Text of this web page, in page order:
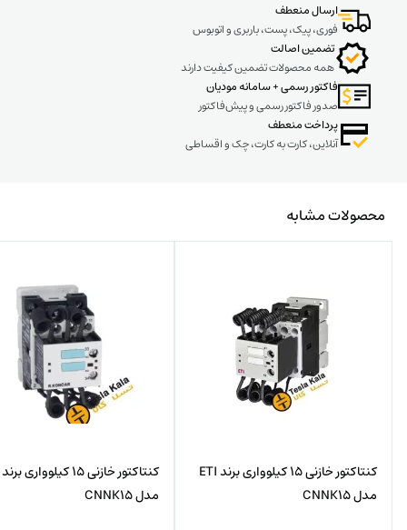
ارسال منعطف
فوری، پیک، پست، باربری و اتوبوس
تضمین اصالت
همه محصولات تضمین کیفیت دارند
فاکتور رسمی + سامانه مودیان
صدور فاکتور رسمی و پیش‌فاکتور
پرداخت منعطف
آنلاین، کارت به کارت، چک و اقساطی
محصولات مشابه
کنتاکتور خازنی 15 کیلوواری برند ETI
مدل CNNK15
مدل CNNK15